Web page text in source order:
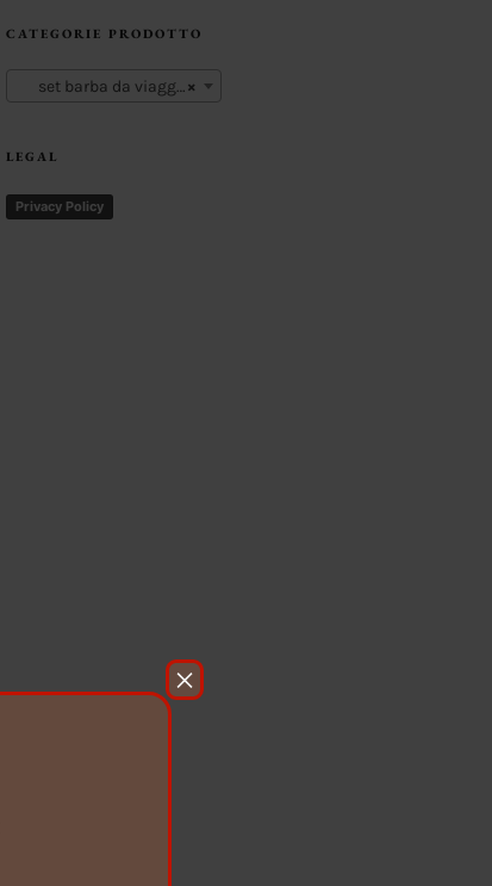
CATEGORIE PRODOTTO
×
set barba da viaggio
LEGAL
Privacy Policy
×